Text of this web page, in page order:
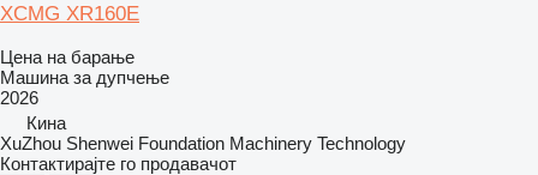
XCMG XR160E
Цена на барање
Машина за дупчење
2026
Кина
XuZhou Shenwei Foundation Machinery Technology
Контактирајте го продавачот